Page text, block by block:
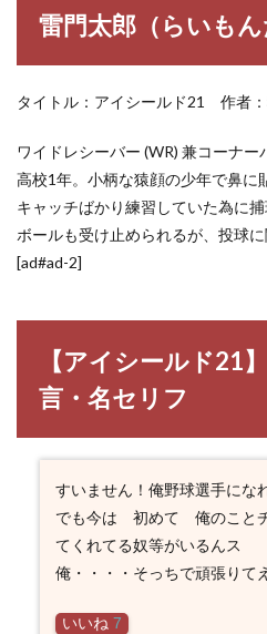
雷門太郎（らいもん
タイトル：アイシールド21 作者
ワイドレシーバー (WR) 兼コーナー
高校1年。小柄な猿顔の少年で鼻に
キャッチばかり練習していた為に
ボールも受け止められるが、投球
[ad#ad-2]
【アイシールド21
言・名セリフ
すいません！俺野球選手にな
でも今は 初めて 俺のこと
てくれてる奴等がいるんス
俺・・・・そっちで頑張りて
いいね 7